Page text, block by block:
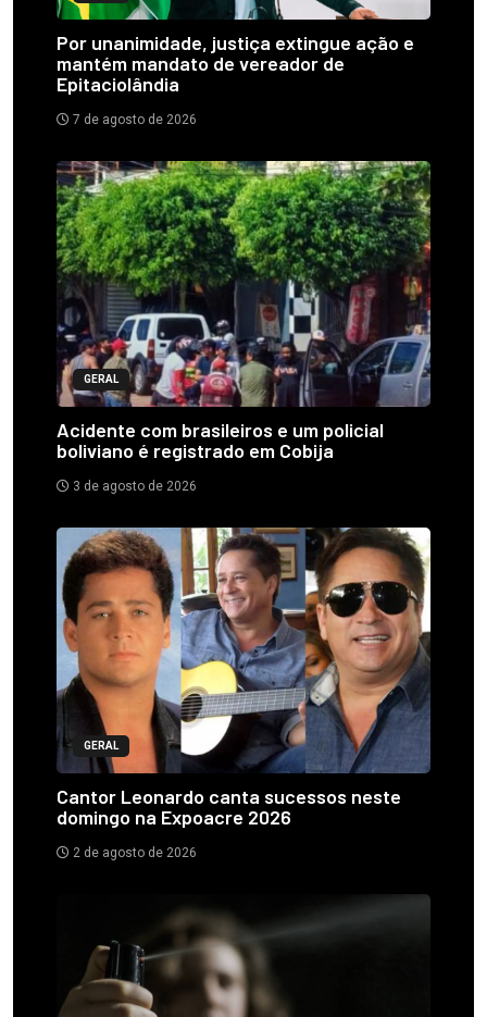
Por unanimidade, justiça extingue ação e
mantém mandato de vereador de
Epitaciolândia
7 de agosto de 2026
GERAL
Acidente com brasileiros e um policial
boliviano é registrado em Cobija
3 de agosto de 2026
GERAL
Cantor Leonardo canta sucessos neste
domingo na Expoacre 2026
2 de agosto de 2026